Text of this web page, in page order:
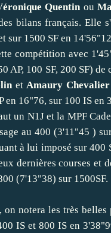
Quentin ou
bilans français. Elle
sur 1500 SF en
compétition avec
AP, 100 SF, 200 SF)
et Amaury Chevalier
en 16"76, sur 100 IS
un N1J et la MPF
au 400 (3'11"45 )
à lui imposé sur 400
dernières courses et
(7'13"38) sur 1500SF.
notera les très belles
IS et 800 IS en